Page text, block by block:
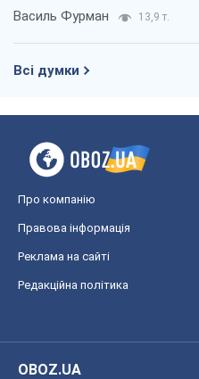
Василь Фурман 13,9 т.
Всі думки
Про компанію
Правова інформація
Реклама на сайті
Редакційна політика
OBOZ.UA